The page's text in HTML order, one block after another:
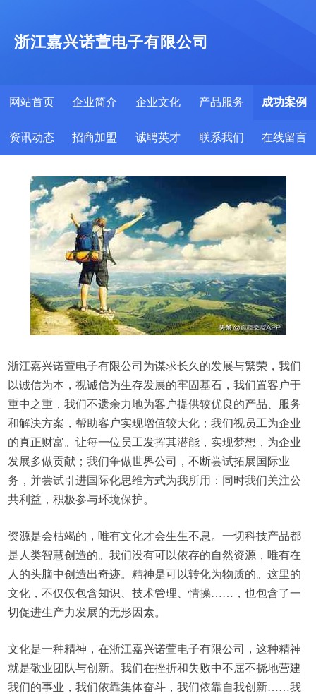
浙江嘉兴诺萱电子有限公司
网站首页 企业简介 企业文化 产品服务 成功案例
资讯动态 招商加盟 诚聘英才 联系我们 在线留言
浙江嘉兴诺萱电子有限公司为谋求长久的发展与繁荣，我们
以诚信为本，视诚信为生存发展的牢固基石，我们置客户于
重中之重，我们不遗余力地为客户提供较优良的产品、服务
和解决方案，帮助客户实现增值较大化；我们视员工为企业
的真正财富。让每一位员工发挥其潜能，实现梦想，为企业
发展多做贡献；我们争做世界公司，不断尝试拓展国际业
务，并尝试引进国际化思维方式为我所用：同时我们关注公
共利益，积极参与环境保护。
资源是会枯竭的，唯有文化才会生生不息。一切科技产品都
是人类智慧创造的。我们没有可以依存的自然资源，唯有在
人的头脑中创造出奇迹。精神是可以转化为物质的。这里的
文化，不仅仅包含知识、技术管理、情操……，也包含了一
切促进生产力发展的无形因素。
文化是一种精神，在浙江嘉兴诺萱电子有限公司，这种精神
就是敬业团队与创新。我们在挫折和失败中不屈不挠地营建
我们的事业，我们依靠集体奋斗，我们依靠自我创新……我